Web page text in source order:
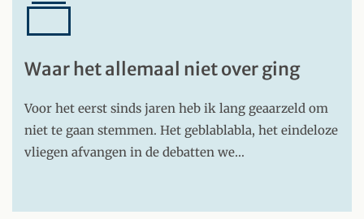
Waar het allemaal niet over ging
Voor het eerst sinds jaren heb ik lang geaarzeld om
niet te gaan stemmen. Het geblablabla, het eindeloze
vliegen afvangen in de debatten we…